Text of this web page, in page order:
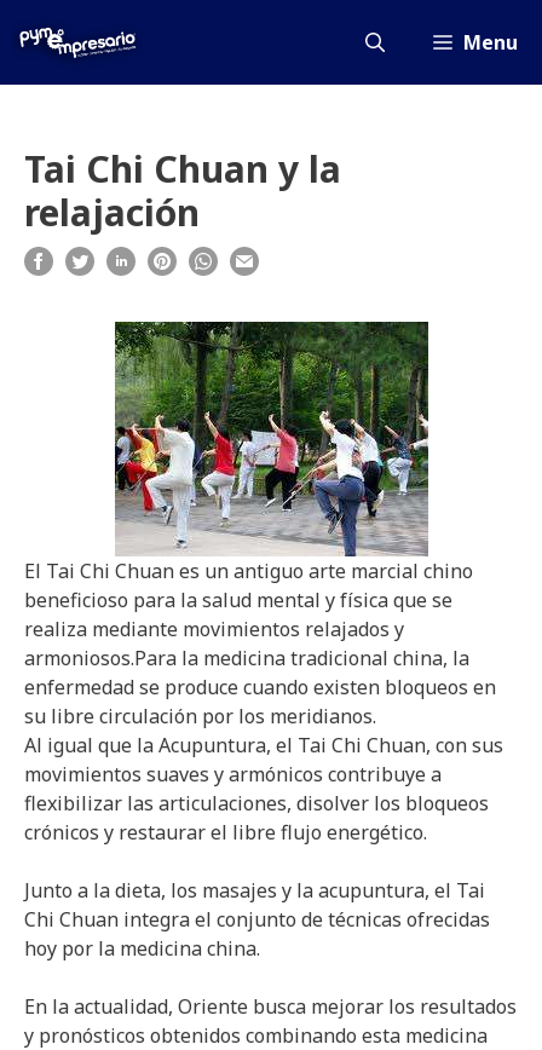
Menu
Tai Chi Chuan y la
relajación
El Tai Chi Chuan es un antiguo arte marcial chino
beneficioso para la salud mental y física que se
realiza mediante movimientos relajados y
armoniosos.Para la medicina tradicional china, la
enfermedad se produce cuando existen bloqueos en
su libre circulación por los meridianos.
Al igual que la Acupuntura, el Tai Chi Chuan, con sus
movimientos suaves y armónicos contribuye a
flexibilizar las articulaciones, disolver los bloqueos
crónicos y restaurar el libre flujo energético.
Junto a la dieta, los masajes y la acupuntura, el Tai
Chi Chuan integra el conjunto de técnicas ofrecidas
hoy por la medicina china.
En la actualidad, Oriente busca mejorar los resultados
y pronósticos obtenidos combinando esta medicina